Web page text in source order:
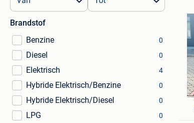
Brandstof
Benzine
0
Diesel 0
Elektrisch 4
Hybride Elektrisch/Benzine 0
Hybride Elektrisch/Diesel 0
LPG 0